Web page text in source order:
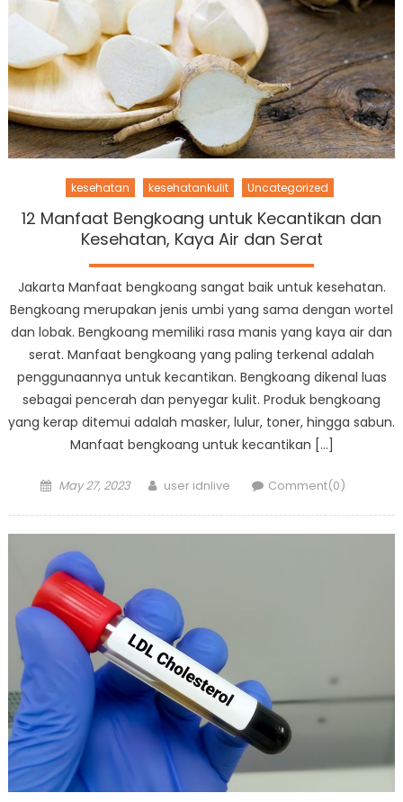
kesehatan kesehatankulit Uncategorized
12 Manfaat Bengkoang untuk Kecantikan dan
Kesehatan, Kaya Air dan Serat
Jakarta Manfaat bengkoang sangat baik untuk kesehatan.
Bengkoang merupakan jenis umbi yang sama dengan wortel
dan lobak. Bengkoang memiliki rasa manis yang kaya air dan
serat. Manfaat bengkoang yang paling terkenal adalah
penggunaannya untuk kecantikan. Bengkoang dikenal luas
sebagai pencerah dan penyegar kulit. Produk bengkoang
yang kerap ditemui adalah masker, lulur, toner, hingga sabun.
Manfaat bengkoang untuk kecantikan […]
Posted
May 27, 2023 Author
user idnlive Comment(0)